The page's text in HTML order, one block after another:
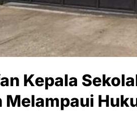
Kepala
Melampaui